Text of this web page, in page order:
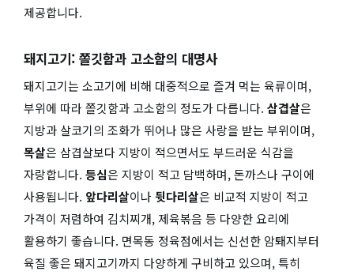
제공합니다.
돼지고기: 쫄깃함과 고소함의 대명사
돼지고기는 소고기에 비해 대중적으로 즐겨 먹는 육류이며,
부위에 따라 쫄깃함과 고소함의 정도가 다릅니다. 삼겹살은
지방과 살코기의 조화가 뛰어나 많은 사랑을 받는 부위이며,
목살은 삼겹살보다 지방이 적으면서도 부드러운 식감을
자랑합니다. 등심은 지방이 적고 담백하며, 돈까스나 구이에
사용됩니다. 앞다리살이나뒷다리살은 비교적 지방이 적고
가격이 저렴하여 김치찌개, 제육볶음 등 다양한 요리에
활용하기 좋습니다. 면목동 정육점에서는 신선한 암퇘지부터
육질 좋은 돼지고기까지 다양하게 구비하고 있으며, 특히